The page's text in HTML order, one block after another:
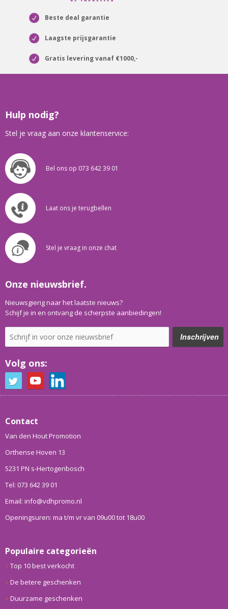
Beste deal garantie
Laagste prijsgarantie
Gratis levering vanaf €1000,-
Hulp nodig?
Stel je vraag aan onze klantenservice:
Bel ons op 073 642 39 01
Laat ons je terugbellen
Stel je vraag in onze chat
Onze nieuwsbrief.
Nieuwsgierig naar het laatste nieuws?
Schijf je in en ontvang de scherpste aanbiedingen!
Volg ons:
Contact
Van den Hout Promotion
Orthense Hoven 13
5231 PN s-Hertogenbosch
Tel: 073 642 39 01
Email: info@vdhpromo.nl
Openingsuren: ma t/m vr van 09u00 tot 18u00
Populaire categorieën
Top 10 best verkocht
De betere geschenken
Duurzame geschenken